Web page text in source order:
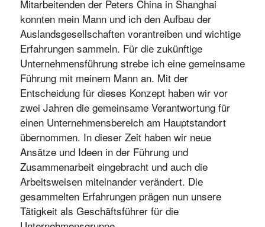
Mitarbeitenden der Peters China in Shanghai
konnten mein Mann und ich den Aufbau der
Auslandsgesellschaften vorantreiben und wichtige
Erfahrungen sammeln. Für die zukünftige
Unternehmensführung strebe ich eine gemeinsame
Führung mit meinem Mann an. Mit der
Entscheidung für dieses Konzept haben wir vor
zwei Jahren die gemeinsame Verantwortung für
einen Unternehmensbereich am Hauptstandort
übernommen. In dieser Zeit haben wir neue
Ansätze und Ideen in der Führung und
Zusammenarbeit eingebracht und auch die
Arbeitsweisen miteinander verändert. Die
gesammelten Erfahrungen prägen nun unsere
Tätigkeit als Geschäftsführer für die